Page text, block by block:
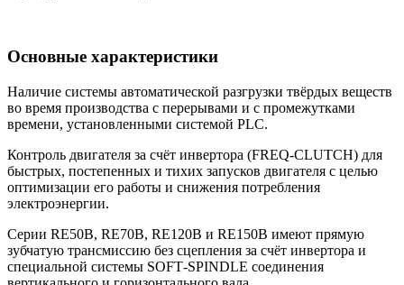
Основные характеристики
Наличие системы автоматической разгрузки твёрдых веществ
во время производства с перерывами и с промежутками
времени, установленными системой PLC.
Контроль двигателя за счёт инвертора (FREQ‐CLUTCH) для
быстрых, постепенных и тихих запусков двигателя с целью
оптимизации его работы и снижения потребления
электроэнергии.
Серии RE50B, RE70B, RE120B и RE150B имеют прямую
зубчатую трансмиссию без сцепления за счёт инвертора и
специальной системы SOFT‐SPINDLE соединения